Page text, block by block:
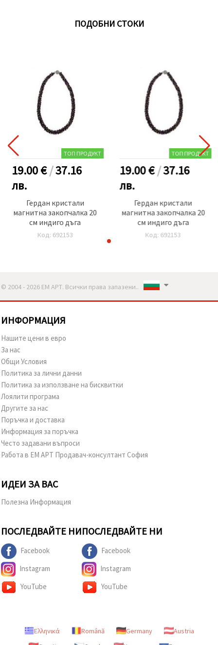
ПОДОБНИ СТОКИ
ТОП ПРОДУКТ
19.00 €/37.16
лв.
Гердан кристали
магнитна закопчалка 20
см индиго дъга
Код: 692153
ТОП ПРОДУКТ
19.00 €/37.16
лв.
Гердан кристали
магнитна закопчалка 20
см индиго дъга
Код: 692153
© 2004 - 2026 ЕМ АРТ. Всички права запазени..
ИНФОРМАЦИЯ
Нашите цени в евро
За нас
Общи Условия
Политика за лични данни
Политика за използване на бисквитки
Лоялити програма
Другите за нас
Поръчка и доставка
Информация за поръчка
Често задавани въпроси
Работа в ЕМ АРТ Продавач-консултант София
ИДЕИ ЗА ВАС
Полезна Информация
ПОСЛЕДВАЙТЕ НИ
Facebook
Instagram
YouTube
ПОСЛЕДВАЙТЕ НИ
Facebook
Instagram
YouTube
Ελληνικά Română Germany
Austria